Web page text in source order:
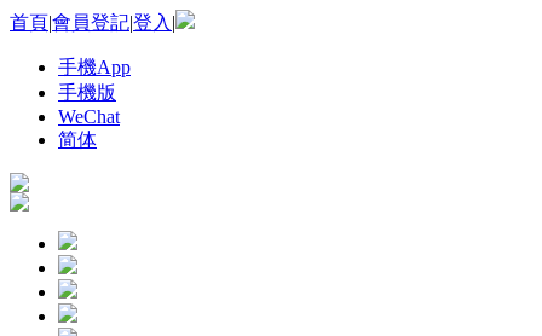
首頁|會員登記|登入 |
手機App
手機版
WeChat
简体